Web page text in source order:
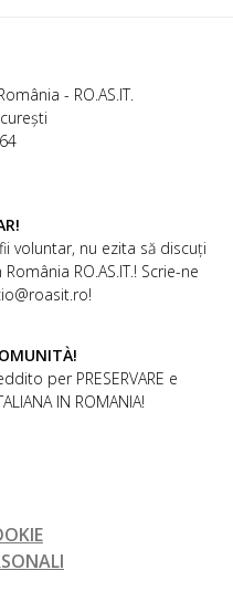
- RO.AS.IT.
voluntar, nu ezita să discuți
RO.AS.IT.! Scrie-ne
per PRESERVARE e
IN ROMANIA!